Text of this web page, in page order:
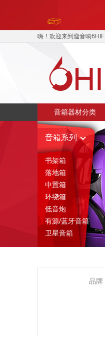
嗨！欢迎来到遛音响6HIFI
音箱器材分类
音箱系列
书架箱
落地箱
中置箱
环绕箱
低音炮
有源/蓝牙音箱
卫星音箱
品牌